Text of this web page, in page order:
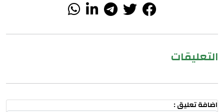
التعليقات
اضافة تعليق :